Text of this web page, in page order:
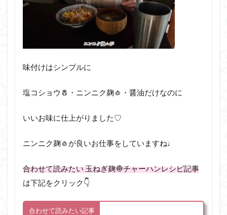
味付けはシンプルに
塩コショウ🧂・ニンニク麹🧄・醤油だけなのに
いいお味に仕上がりました♡
ニンニク麹🧄が良いお仕事をしていますね♩
合わせて読みたい 玉ねぎ麹🧅チャーハンレシピ記事
は下記をクリック👇
合わせて読みたい記事